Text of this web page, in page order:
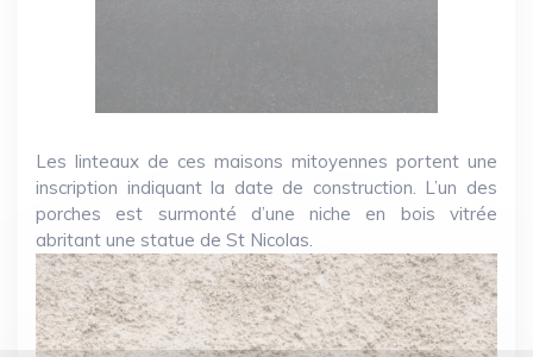
Les linteaux de ces maisons mitoyennes portent une
inscription indiquant la date de construction. L’un des
porches est surmonté d’une niche en bois vitrée
abritant une statue de St Nicolas.